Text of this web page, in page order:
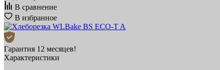
В сравнение
В избранное
Гарантия 12 месяцев!
Характеристики